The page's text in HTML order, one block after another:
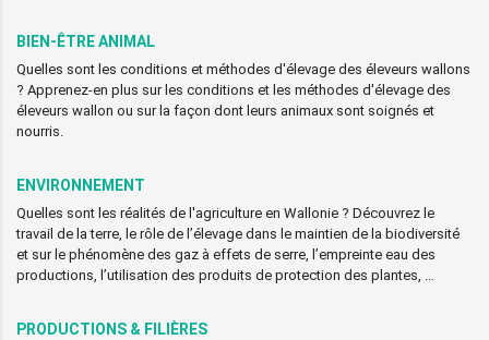
BIEN-ÊTRE ANIMAL
Quelles sont les conditions et méthodes d'élevage des éleveurs wallons
? Apprenez-en plus sur les conditions et les méthodes d'élevage des
éleveurs wallon ou sur la façon dont leurs animaux sont soignés et
nourris.
ENVIRONNEMENT
Quelles sont les réalités de l'agriculture en Wallonie ? Découvrez le
travail de la terre, le rôle de l’élevage dans le maintien de la biodiversité
et sur le phénomène des gaz à effets de serre, l’empreinte eau des
productions, l’utilisation des produits de protection des plantes, …
PRODUCTIONS & FILIÈRES